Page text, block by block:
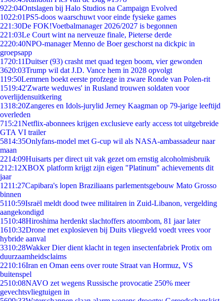
922:04Ontslagen bij Halo Studios na Campaign Evolved
1022:01PS5-doos waarschuwt voor einde fysieke games
221:30De FOK!Voetbalmanager 2026/2027 is begonnen
221:03Le Court wint na nerveuze finale, Pieterse derde
2220:40NPO-manager Menno de Boer geschorst na dickpic in
groepsapp
1720:11Duitser (93) crasht met quad tegen boom, vier gewonden
3620:03Trump wil dat J.D. Vance hem in 2028 opvolgt
119:50Lemmen boekt eerste profzege in zware Ronde van Polen-rit
1519:42'Zwarte weduwes' in Rusland trouwen soldaten voor
overlijdensuitkering
1318:20Zangeres en Idols-jurylid Jerney Kaagman op 79-jarige leeftijd
overleden
715:21Netflix-abonnees krijgen exclusieve early access tot uitgebreide
GTA VI trailer
5814:35Onlyfans-model met G-cup wil als NASA-ambassadeur naar
maan
2214:09Huisarts per direct uit vak gezet om ernstig alcoholmisbruik
212:12XBOX platform krijgt zijn eigen "Platinum" achievements dit
jaar
1211:27Capibara's lopen Braziliaans parlementsgebouw Mato Grosso
binnen
5110:59Israël meldt dood twee militairen in Zuid-Libanon, vergelding
aangekondigd
1510:48Hiroshima herdenkt slachtoffers atoombom, 81 jaar later
1610:32Drone met explosieven bij Duits vliegveld voedt vrees voor
hybride aanval
3310:28Wakker Dier dient klacht in tegen insectenfabriek Protix om
duurzaamheidsclaims
2210:16Iran en Oman eens over route Straat van Hormuz, VS
buitenspel
2510:08NAVO zet wegens Russische provocatie 250% meer
gevechtsvliegtuigen in